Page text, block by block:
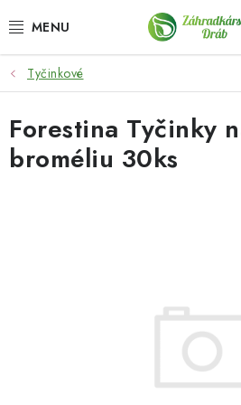
na
OKRASNÉ DREVINY
OLIVOVNÍKY, PALMY, CITRUSY
DROBNÉ OVOCIE
ZÁHRADKÁRSKE POTREBY
Tyčinkové
Forestina Tyčinky
broméliu 30ks